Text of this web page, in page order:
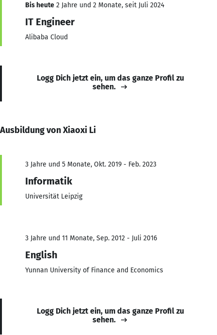
Bis heute 2 Jahre und 2 Monate, seit Juli 2024
IT Engineer
Alibaba Cloud
Logg Dich jetzt ein, um das ganze Profil zu
sehen.
Ausbildung von Xiaoxi Li
3 Jahre und 5 Monate, Okt. 2019 - Feb. 2023
Informatik
Universität Leipzig
3 Jahre und 11 Monate, Sep. 2012 - Juli 2016
English
Yunnan University of Finance and Economics
Logg Dich jetzt ein, um das ganze Profil zu
sehen.